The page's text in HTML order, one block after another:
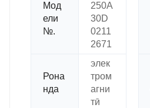
Мод
ели
№.
250A
30D
0211
2671
Рона
нда
элек
тром
агни
тӣ